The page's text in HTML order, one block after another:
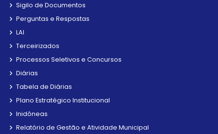
Sigilo de Documentos
Perguntas e Respostas
LAI
Terceirizados
Processos Seletivos e Concursos
Diárias
Tabela de Diárias
Plano Estratégico Institucional
Inidôneas
Relatório de Gestão e Atividade Municipal